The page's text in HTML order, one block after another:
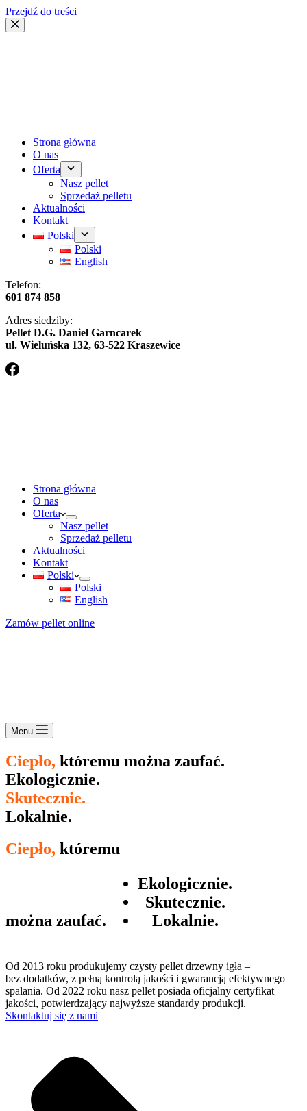
Przejdź do treści
Strona główna
O nas
Oferta
Nasz pellet
Sprzedaż pelletu
Aktualności
Kontakt
Polski
Polski
English
Telefon:
601 874 858
Adres siedziby:
Pellet D.G. Daniel Garncarek
ul. Wieluńska 132, 63-522 Kraszewice
Strona główna
O nas
Oferta
Nasz pellet
Sprzedaż pelletu
Aktualności
Kontakt
Polski
Polski
English
Zamów pellet online
Menu
Ciepło, któremu można zaufać.
Ekologicznie.
Skutecznie.
Lokalnie.
Ciepło, któremu
można zaufać.
Ekologicznie.
Skutecznie.
Lokalnie.
Od 2013 roku produkujemy czysty pellet drzewny igła –
bez dodatków, z pełną kontrolą jakości i gwarancją efektywnego
spalania. Od 2022 roku nasz pellet posiada oficjalny certyfikat
jakości, potwierdzający najwyższe standardy produkcji.
Skontaktuj się z nami